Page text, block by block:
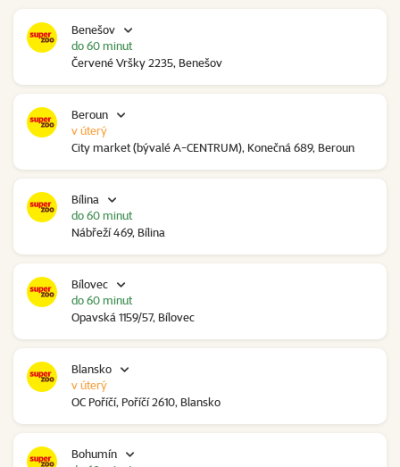
Benešov
Červené Vršky 2235, Benešov
do 60 minut
Beroun
City market (bývalé A-CENTRUM), Konečná 689, Beroun
v úterý
Bílina
Nábřeží 469, Bílina
do 60 minut
Bílovec
Opavská 1159/57, Bílovec
do 60 minut
Blansko
OC Poříčí, Poříčí 2610, Blansko
v úterý
Bohumín